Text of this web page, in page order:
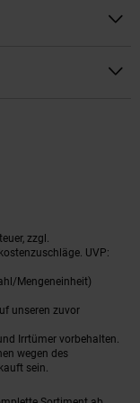
zzgl.
UVP:
Mengeneinheit)
unseren zuvor
Irrtümer vorbehalten.
wegen des
sein.